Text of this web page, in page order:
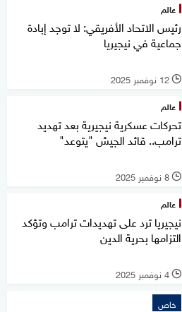
عالم
رئيس الاتحاد الأفريقي: لا توجد إبادة
جماعية في نيجيريا
l 12 نوفمبر 2025
عالم
تحركات عسكرية نيجيرية بعد تهديد
ترامب.. قائد الجيش "يتوعد"
l 8 نوفمبر 2025
عالم
نيجيريا ترد على تهديدات ترامب وتؤكد
التزامها بحرية الدين
l 4 نوفمبر 2025
خاص